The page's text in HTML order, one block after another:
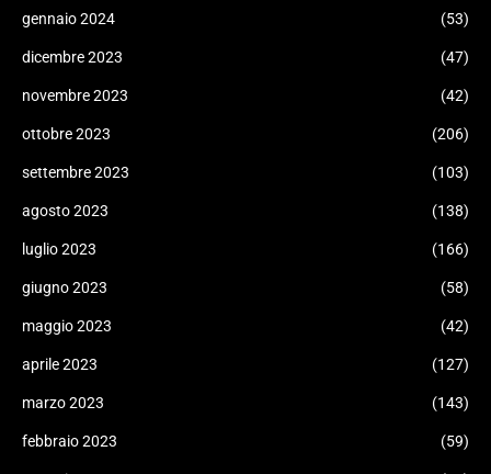
gennaio 2024 (53)
dicembre 2023 (47)
novembre 2023 (42)
ottobre 2023 (206)
settembre 2023 (103)
agosto 2023 (138)
luglio 2023 (166)
giugno 2023 (58)
maggio 2023 (42)
aprile 2023 (127)
marzo 2023 (143)
febbraio 2023 (59)